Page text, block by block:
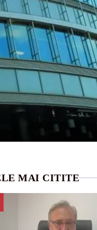
MAI CITITE